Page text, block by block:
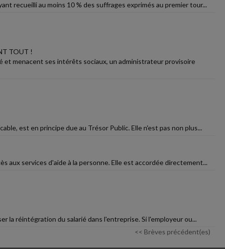
recueilli au moins 10 % des suffrages exprimés au premier tour...
TOUT !
menacent ses intérêts sociaux, un administrateur provisoire
est en principe due au Trésor Public. Elle n'est pas non plus...
aux services d'aide à la personne. Elle est accordée directement...
la réintégration du salarié dans l'entreprise. Si l'employeur ou...
<< Brèves précédent(es)